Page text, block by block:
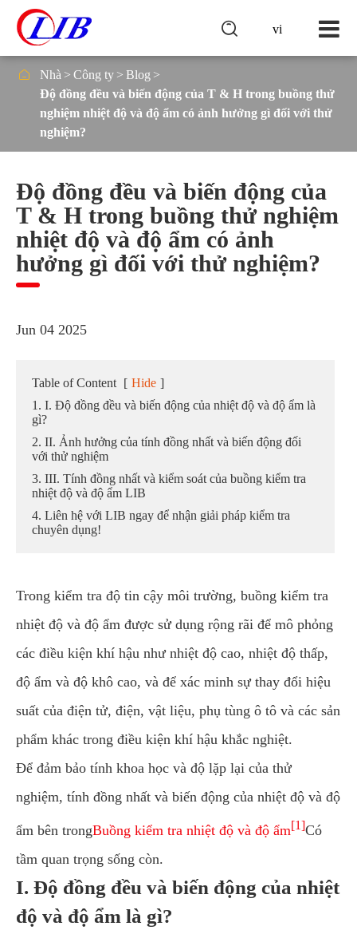
vi

 Nhà Công ty
Blog
Độ đồng đều và biến động của T & H trong buồng thử
nghiệm nhiệt độ và độ ẩm có ảnh hưởng gì đối với thử
nghiệm?
Độ đồng đều và biến động của
T & H trong buồng thử nghiệm
nhiệt độ và độ ẩm có ảnh
hưởng gì đối với thử nghiệm?
Jun 04 2025
Table of Content [ Hide ]
1. I. Độ đồng đều và biến động của nhiệt độ và độ ẩm là
gì?
2. II. Ảnh hưởng của tính đồng nhất và biến động đối
với thử nghiệm
3. III. Tính đồng nhất và kiểm soát của buồng kiểm tra
nhiệt độ và độ ẩm LIB
4. Liên hệ với LIB ngay để nhận giải pháp kiểm tra
chuyên dụng!
Trong kiểm tra độ tin cậy môi trường, buồng kiểm tra
nhiệt độ và độ ẩm được sử dụng rộng rãi để mô phỏng
các điều kiện khí hậu như nhiệt độ cao, nhiệt độ thấp,
độ ẩm và độ khô cao, và để xác minh sự thay đổi hiệu
suất của điện tử, điện, vật liệu, phụ tùng ô tô và các sản
phẩm khác trong điều kiện khí hậu khắc nghiệt.
Để đảm bảo tính khoa học và độ lặp lại của thử
nghiệm, tính đồng nhất và biến động của nhiệt độ và độ
ẩm bên trongBuồng kiểm tra nhiệt độ và độ ẩm[1]Có
tầm quan trọng sống còn.
I. Độ đồng đều và biến động của nhiệt
độ và độ ẩm là gì?